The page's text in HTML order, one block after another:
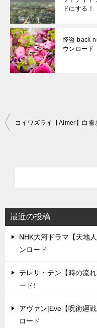
ドにする！
怪盗 back
ウンロード
投
シ
ョ
最近の投稿
NHK大河ドラマ【天地
ンロード
テレサ・テン【時の流
ード!
アヴァン|Eve【呪術廻
ロード